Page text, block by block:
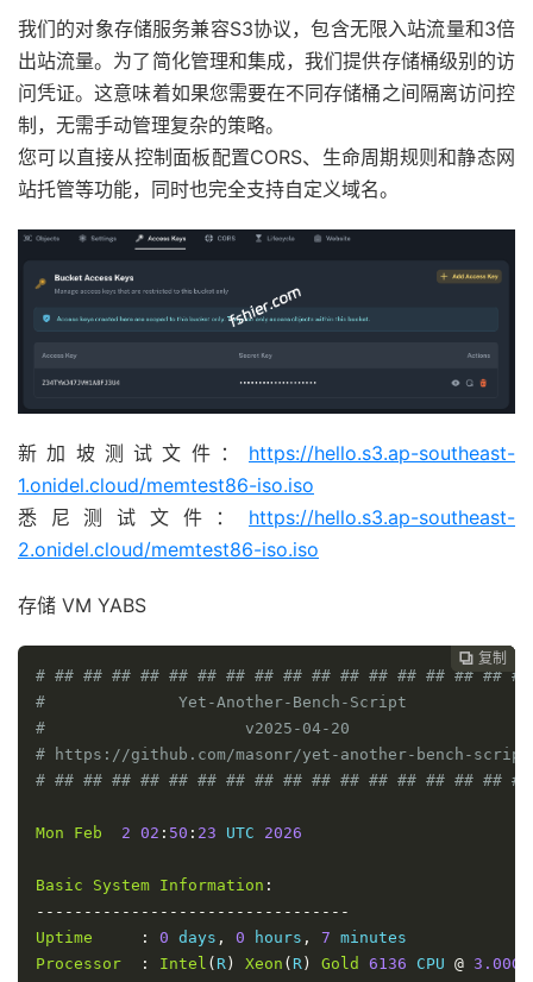
我们的对象存储服务兼容S3协议，包含无限入站流量和3倍
出站流量。为了简化管理和集成，我们提供存储桶级别的访
问凭证。这意味着如果您需要在不同存储桶之间隔离访问控
制，无需手动管理复杂的策略。
您可以直接从控制面板配置CORS、生命周期规则和静态网
站托管等功能，同时也完全支持自定义域名。
新加坡测试文件： https://hello.s3.ap-southeast-
1.onidel.cloud/memtest86-iso.iso
悉尼测试文件： https://hello.s3.ap-southeast-
2.onidel.cloud/memtest86-iso.iso
存储 VM YABS
 复制
 复制
 复制
# ## ## ## ## ## ## ## ## ## ## ## ## ## ## ## ##
#              Yet-Another-Bench-Script
#                     v2025-04-20
# https://github.com/masonr/yet-another-bench-
# ## ## ## ## ## ## ## ## ## ## ## ## ## ## ## ##
Mon Feb 2 02 : 50 : 23 UTC 2026
Basic System Information :
---------------------------------
Uptime
: 0 days , 0 hours ,
7
Processor
: Intel ( R ) Xeon ( R ) Gold 6136 CPU @